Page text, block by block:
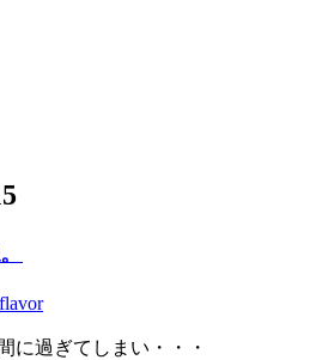
に過ぎてしまい・・・